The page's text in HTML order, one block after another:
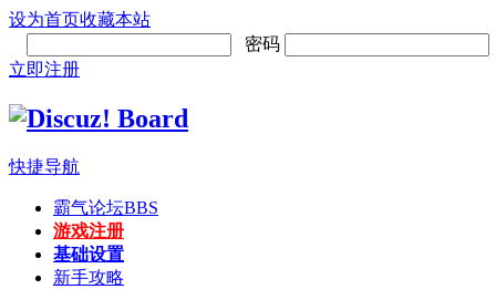
设为首页收藏本站
密码
立即注册
快捷导航
霸气论坛BBS
游戏注册
基础设置
新手攻略